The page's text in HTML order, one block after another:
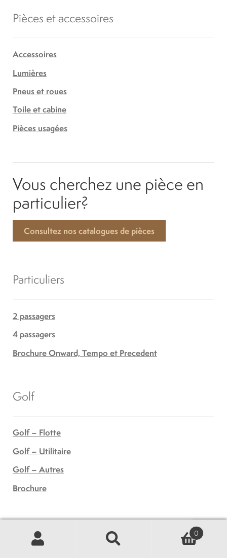
Pièces et accessoires
Accessoires
Lumières
Pneus et roues
Toile et cabine
Pièces usagées
Vous cherchez une pièce en
particulier?
Consultez nos catalogues de pièces
Particuliers
2 passagers
4 passagers
Brochure Onward, Tempo et Precedent
Golf
Golf – Flotte
Golf – Utilitaire
Golf – Autres
Brochure
Utilitaires et commerciaux
Recherche
Recherche
0